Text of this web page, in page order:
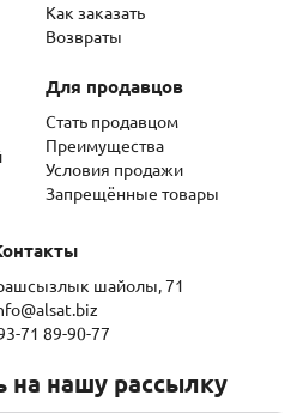
Как заказать
Возвраты
Для продавцов
Стать продавцом
Преимущества
Условия продажи
Запрещённые товары
шайолы, 71
71 89-90-77
на нашу рассылку